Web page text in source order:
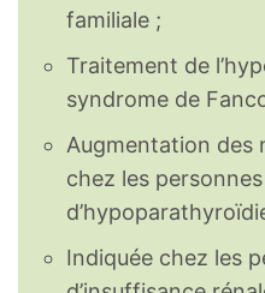
familiale ;
Traitement de
syndrome de
Augmentation des
chez les
Indiquée chez les